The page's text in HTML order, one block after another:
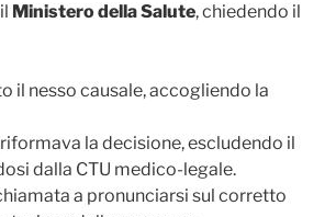
Ministero della Salute, chiedendo il
il nesso causale, accogliendo la
la decisione, escludendo il
dalla CTU medico-legale.
a pronunciarsi sul corretto